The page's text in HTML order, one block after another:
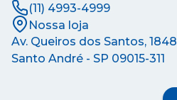
(11) 4993-4999
Nossa loja
Av. Queiros dos Santos, 1848
Santo André - SP 09015-311